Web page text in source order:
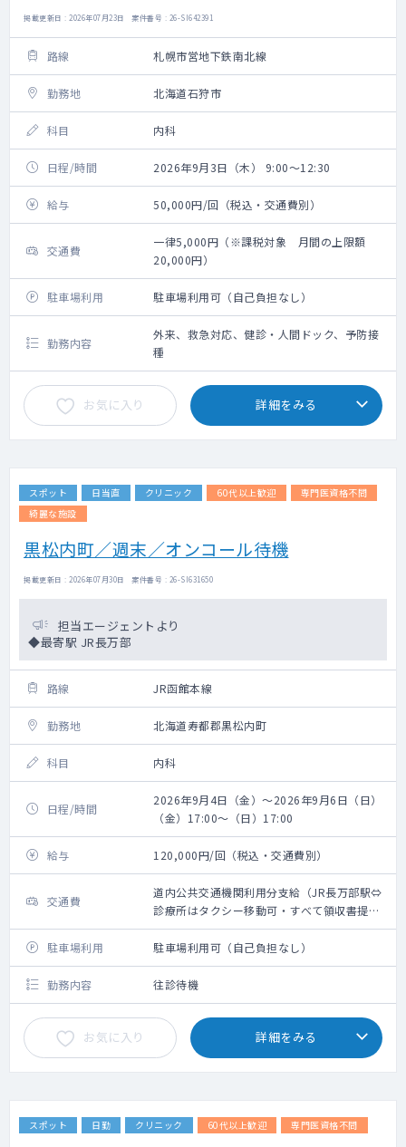
掲載更新日 : 2026年07月23日 案件番号 : 26-SI642391
路線 札幌市営地下鉄南北線
勤務地 北海道石狩市
科目 内科
日程/時間 2026年9月3日（木） 9:00～12:30
給与 50,000円/回（税込・交通費別）
交通費
一律5,000円（※課税対象 月間の上限額
20,000円）
駐車場利用 駐車場利用可（自己負担なし）
勤務内容
外来、救急対応、健診・人間ドック、予防接
種
お気に入り 詳細をみる
スポット 日当直 クリニック 60代以上歓迎
専門医資格不問
綺麗な施設
黒松内町／週末／オンコール待機
掲載更新日 : 2026年07月30日 案件番号 : 26-SI631650
担当エージェントより
◆最寄駅 JR長万部
路線 JR函館本線
勤務地 北海道寿都郡黒松内町
科目 内科
日程/時間
2026年9月4日（金）～2026年9月6日（日）
（金）17:00～（日）17:00
給与 120,000円/回（税込・交通費別）
交通費
道内公共交通機関利用分支給（JR長万部駅⇔
診療所はタクシー移動可・すべて領収書提出
必須）
駐車場利用
駐車場利用可（自己負担なし）
勤務内容 往診待機
お気に入り 詳細をみる
スポット 日勤 クリニック 60代以上歓迎 専門医資格不問